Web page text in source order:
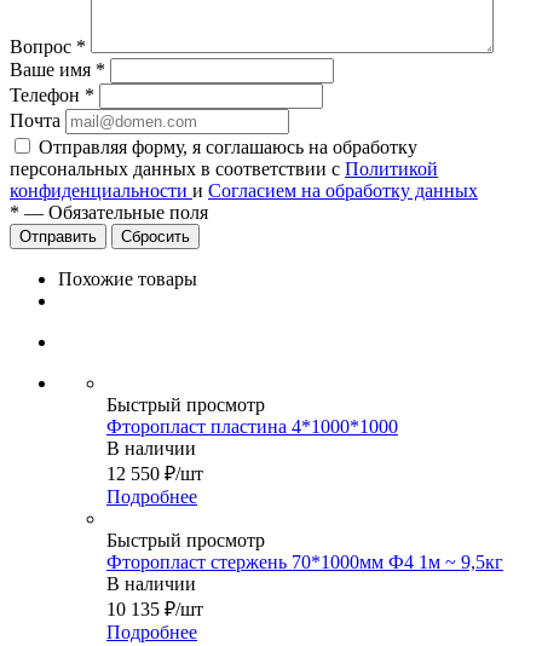
Вопрос *
Ваше имя *
Телефон *
Почта
Отправляя форму, я соглашаюсь на обработку
персональных данных в соответствии с Политикой
конфиденциальности и Согласием на обработку данных
* — Обязательные поля
Сбросить
Похожие товары
Быстрый просмотр
Фторопласт пластина 4*1000*1000
В наличии
12 550 ₽/шт
Подробнее
Быстрый просмотр
Фторопласт стержень 70*1000мм Ф4 1м ~ 9,5кг
В наличии
10 135 ₽/шт
Подробнее